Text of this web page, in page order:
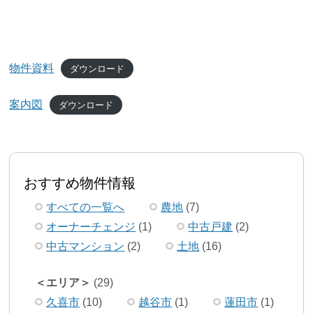
物件資料 ダウンロード
案内図 ダウンロード
おすすめ物件情報
すべての一覧へ 農地 (7)
オーナーチェンジ (1) 中古戸建 (2)
中古マンション (2) 土地 (16)
エリア
(29)
久喜市 (10) 越谷市 (1) 蓮田市 (1)